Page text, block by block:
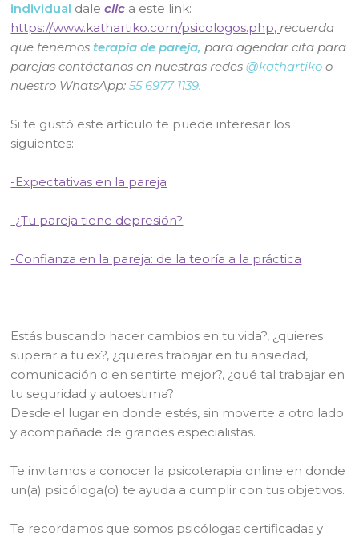
individual dale clic a este link:
https://www.kathartiko.com/psicologos.php,recuerda
que tenemos terapia de pareja, para agendar cita para
parejas contáctanos en nuestras redes@kathartiko o
nuestro WhatsApp:55 6977 1139.
Si te gustó este artículo te puede interesar los
siguientes:
-Expectativas en la pareja
-¿Tu pareja tiene depresión?
-Confianza en la pareja: de la teoría a la práctica
Estás buscando hacer cambios en tu vida?, ¿quieres
superar a tu ex?, ¿quieres trabajar en tu ansiedad,
comunicación o en sentirte mejor?, ¿qué tal trabajar en
tu seguridad y autoestima?
Desde el lugar en donde estés, sin moverte a otro lado
y acompañade de grandes especialistas.
Te invitamos a conocer la psicoterapia online en donde
un(a) psicóloga(o) te ayuda a cumplir con tus objetivos.
Te recordamos que somos psicólogas certificadas y